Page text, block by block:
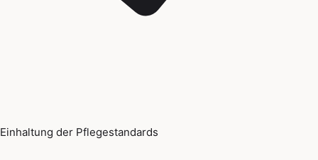
Einhaltung der Pflegestandards